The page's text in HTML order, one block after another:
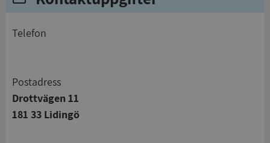
telefon
Postadress
Drottvägen 11
181 33 Lidingö